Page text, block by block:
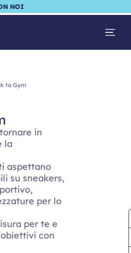
NOI
to Gym
in
la
aspettano
su sneakers,
per lo
per te e
con